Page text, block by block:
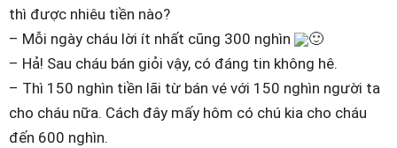
thì được nhiêu tiền nào?
– Mỗi ngày cháu lời ít nhất cũng 300 nghìn
🙂
– Hả! Sau cháu bán giỏi vậy, có đáng tin không hê.
– Thì 150 nghìn tiền lãi từ bán vé với 150 nghìn người ta
cho cháu nữa. Cách đây mấy hôm có chú kia cho cháu
đến 600 nghìn.